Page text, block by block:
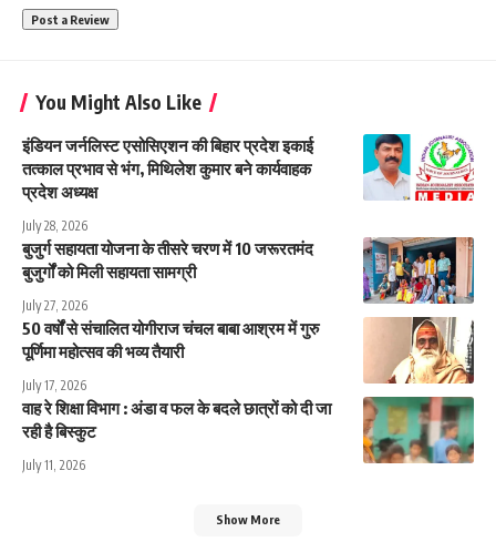
You Might Also Like
इंडियन जर्नलिस्ट एसोसिएशन की बिहार प्रदेश इकाई
तत्काल प्रभाव से भंग, मिथिलेश कुमार बने कार्यवाहक
प्रदेश अध्यक्ष
July 28, 2026
बुजुर्ग सहायता योजना के तीसरे चरण में 10 जरूरतमंद
बुजुर्गों को मिली सहायता सामग्री
July 27, 2026
50 वर्षों से संचालित योगीराज चंचल बाबा आश्रम में गुरु
पूर्णिमा महोत्सव की भव्य तैयारी
July 17, 2026
वाह रे शिक्षा विभाग : अंडा व फल के बदले छात्रों को दी जा
रही है बिस्कुट
July 11, 2026
Show More